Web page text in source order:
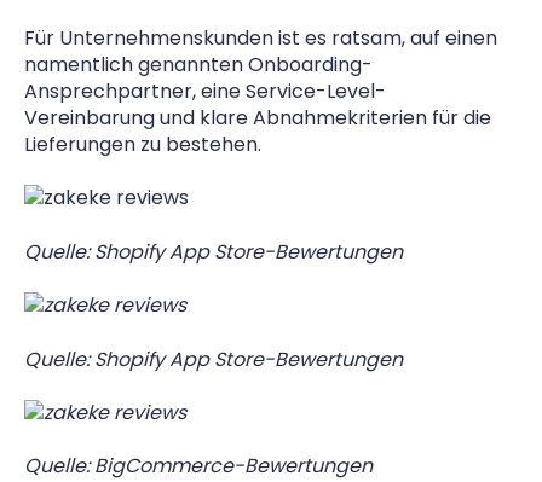
Für Unternehmenskunden ist es ratsam, auf einen
namentlich genannten Onboarding-
Ansprechpartner, eine Service-Level-
Vereinbarung und klare Abnahmekriterien für die
Lieferungen zu bestehen.
Quelle: Shopify App Store-Bewertungen
Quelle: Shopify App Store-Bewertungen
Quelle: BigCommerce-Bewertungen